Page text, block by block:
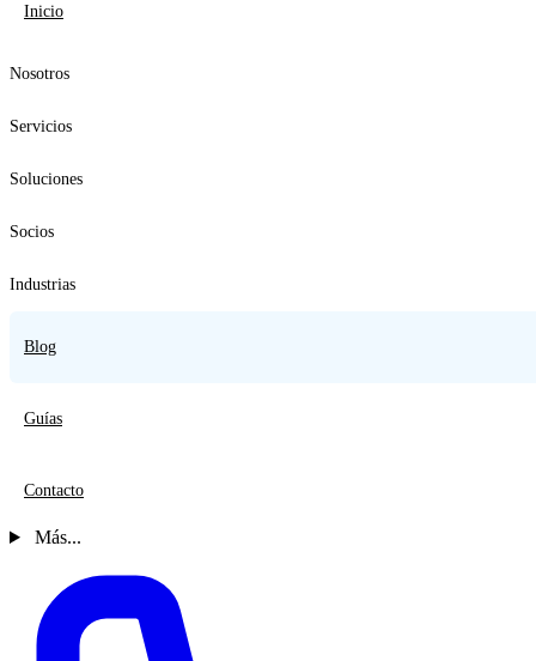
Inicio
Nosotros
Servicios
Soluciones
Socios
Industrias
Blog
Guías
Contacto
Más...